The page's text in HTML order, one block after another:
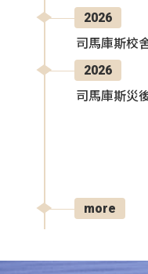
2026
司馬庫斯校
2026
司馬庫斯災
more